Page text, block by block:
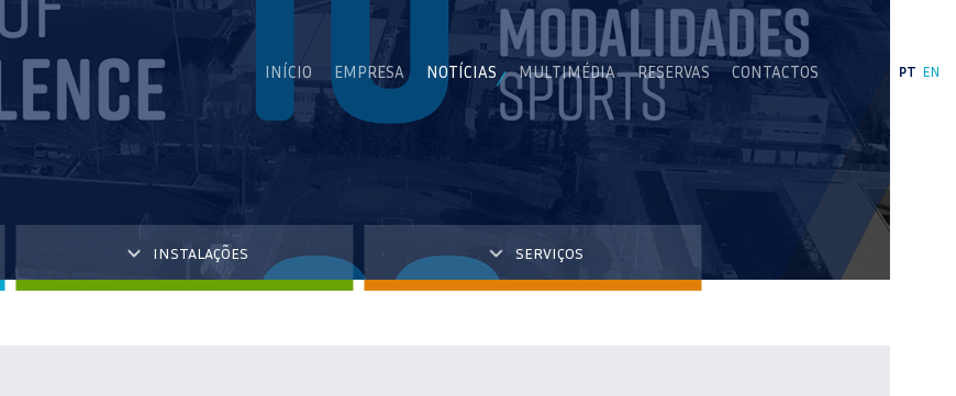
INÍCIO EMPRESA NOTÍCIAS MULTIMÉDIA RESERVAS CONTACTOS PT EN
INSTALAÇÕES SERVIÇOS